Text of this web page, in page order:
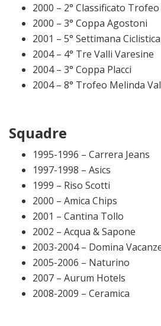
2000 – 2° Classificato
2000 – 3° Coppa Agostoni
2001 – 5° Settimana
2004 – 4° Tre Valli Varesine
2004 – 3° Coppa Placci
2004 – 8° Trofeo Melinda
Squadre
1995-1996 – Carrera Jeans
1997-1998 – Asics
1999 – Riso Scotti
2000 – Amica Chips
2001 – Cantina Tollo
2002 – Acqua & Sapone
2003-2004 – Domina
2005-2006 – Naturino
2007 – Aurum Hotels
2008-2009 – Ceramica